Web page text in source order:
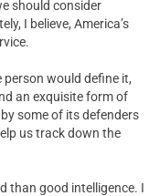
should consider
I believe, America’s
would define it,
an exquisite form of
some of its defenders
us track down the
than good intelligence. I